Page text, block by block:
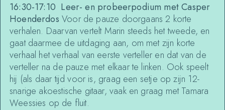
16:30-17:10 Leer- en probeerpodium met Casper
Hoenderdos Voor de pauze doorgaans 2 korte
verhalen. Daarvan vertelt Marin steeds het tweede, en
gaat daarmee de uitdaging aan, om met zijn korte
verhaal het verhaal van eerste verteller en dat van de
verteller na de pauze met elkaar te linken. Ook speelt
hij (als daar tijd voor is, graag een setje op zijn 12-
snarige akoestische gitaar, vaak en graag met Tamara
Weessies op de fluit.